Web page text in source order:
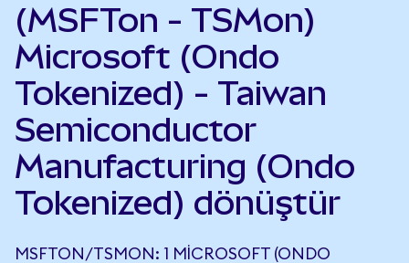
(MSFTon - TSMon)
Microsoft (Ondo
Tokenized) - Taiwan
Semiconductor
Manufacturing (Ondo
Tokenized) dönüştür
MSFTON/TSMON: 1 MICROSOFT (ONDO